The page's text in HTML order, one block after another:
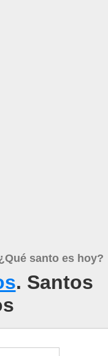
santo es hoy?
. Santos